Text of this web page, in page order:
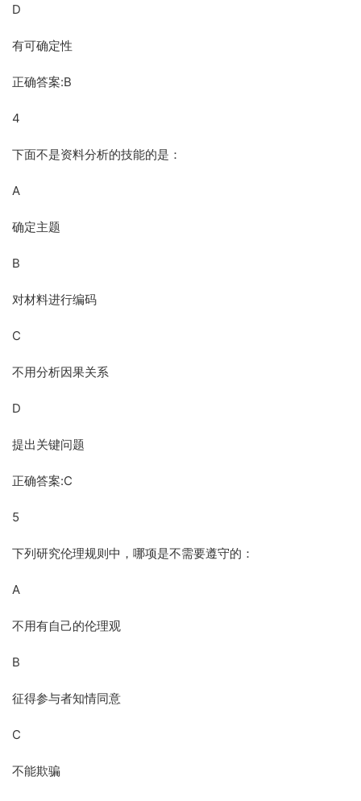
D
有可确定性
正确答案:B
4
下面不是资料分析的技能的是：
A
确定主题
B
对材料进行编码
C
不用分析因果关系
D
提出关键问题
正确答案:C
5
下列研究伦理规则中，哪项是不需要遵守的：
A
不用有自己的伦理观
B
征得参与者知情同意
C
不能欺骗